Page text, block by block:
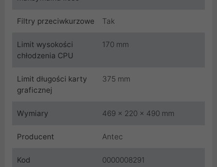
Filtry przeciwkurzowe Tak
Limit wysokości
chłodzenia CPU
170 mm
Limit długości karty
graficznej
375 mm
Wymiary 469 x 220 x 490 mm
Producent Antec
Kod 0000008291